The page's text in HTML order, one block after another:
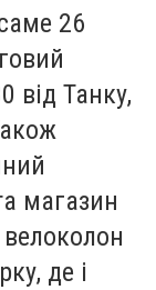
26
від Танку,
магазин
дe і